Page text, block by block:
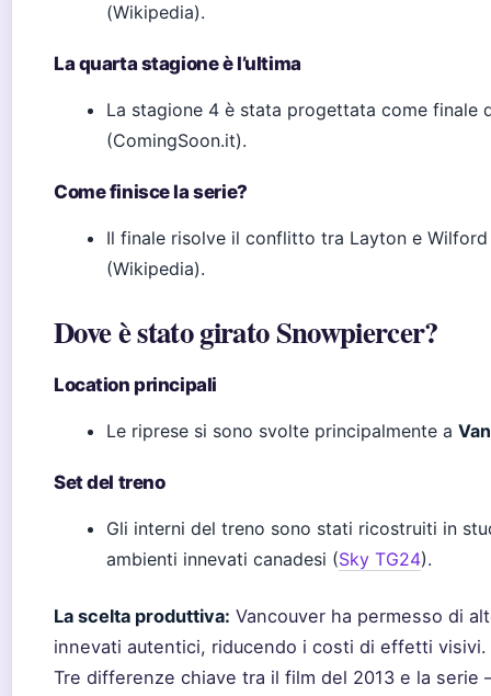
(Wikipedia).
La quarta stagione è l’ultima
La stagione 4 è stata progettata come finale
(ComingSoon.it).
Come finisce la serie?
Il finale risolve il conflitto tra Layton e Wilford
(Wikipedia).
Dove è stato girato Snowpiercer?
Location principali
Le riprese si sono svolte principalmente a
Set del treno
Gli interni del treno sono stati ricostruiti in
ambienti innevati canadesi (Sky TG24).
La scelta produttiva: Vancouver ha permesso di
innevati autentici, riducendo i costi di effetti visivi.
Tre differenze chiave tra il film del 2013 e la serie